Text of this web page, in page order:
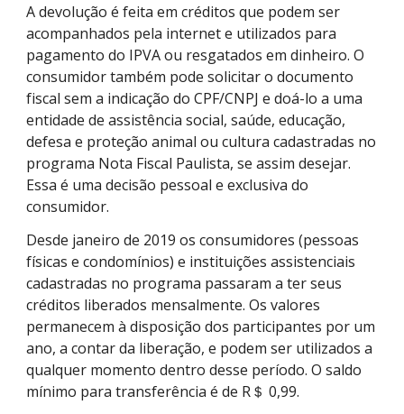
A devolução é feita em créditos que podem ser
acompanhados pela internet e utilizados para
pagamento do IPVA ou resgatados em dinheiro. O
consumidor também pode solicitar o documento
fiscal sem a indicação do CPF/CNPJ e doá-lo a uma
entidade de assistência social, saúde, educação,
defesa e proteção animal ou cultura cadastradas no
programa Nota Fiscal Paulista, se assim desejar.
Essa é uma decisão pessoal e exclusiva do
consumidor.
Desde janeiro de 2019 os consumidores (pessoas
físicas e condomínios) e instituições assistenciais
cadastradas no programa passaram a ter seus
créditos liberados mensalmente. Os valores
permanecem à disposição dos participantes por um
ano, a contar da liberação, e podem ser utilizados a
qualquer momento dentro desse período. O saldo
mínimo para transferência é de R＄ 0,99.